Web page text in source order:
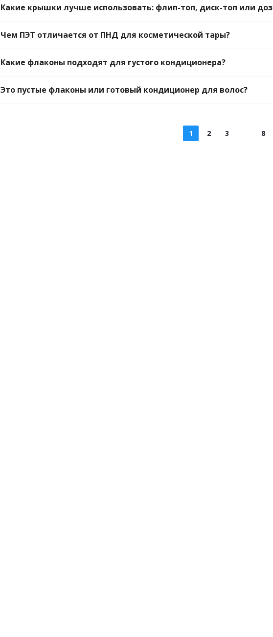
Какие крышки лучше использовать: флип-топ, диск-топ или
Чем ПЭТ отличается от ПНД для косметической тары?
Какие флаконы подходят для густого кондиционера?
Это пустые флаконы или готовый кондиционер для волос?
1 2 3 8